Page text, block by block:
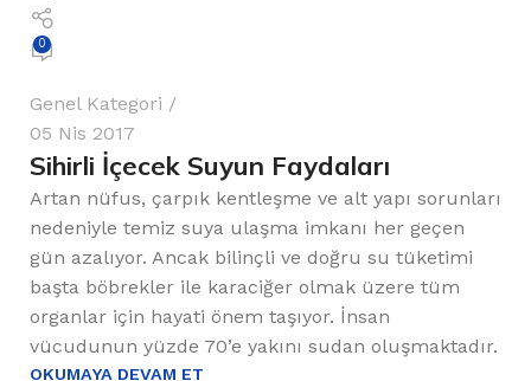
0
Genel Kategori
05 Nis 2017
Sihirli İçecek Suyun Faydaları
Artan nüfus, çarpık kentleşme ve alt yapı sorunları
nedeniyle temiz suya ulaşma imkanı her geçen
gün azalıyor. Ancak bilinçli ve doğru su tüketimi
başta böbrekler ile karaciğer olmak üzere tüm
organlar için hayati önem taşıyor. İnsan
vücudunun yüzde 70’e yakını sudan oluşmaktadır.
OKUMAYA DEVAM ET